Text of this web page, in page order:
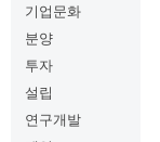
기업문화
분양
투자
설립
연구개발